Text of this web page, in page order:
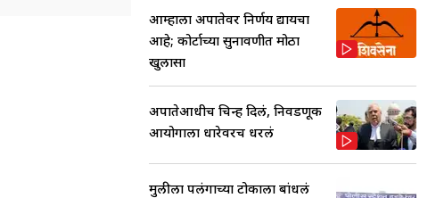
आम्हाला अपात्रतेवर निर्णय द्यायचा
आहे; कोर्टाच्या सुनावणीत मोठा
खुलासा
अपात्रतेआधीच चिन्ह दिलं, निवडणूक
आयोगाला धारेवरच धरलं
मुलीला पलंगाच्या टोकाला बांधलं